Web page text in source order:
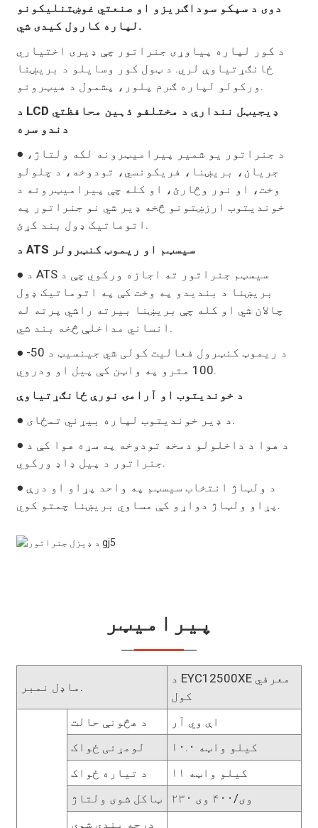
دوی د سپکو سوداګریزو او صنعتي غوښتنلیکونو
لپاره کارول کیدی شي.
د کور لپاره پیاوړی جنراتور چې ډیری اختیاري
ځانګړتیاوې لري. د ټول کور وسایلو د بریښنا
ورکولو لپاره ګرم پلور، پشمول د هیټرونو.
د LCD ډیجیټل نندارې د مختلفو ذہین محافظتي
دندو سره
● د جنراتور یو شمیر پیرامیټرونه لکه ولتاژ،
جریان، بریښنا، فریکونسي، تودوخه، د چلولو
وخت، او نور وڅارئ، او کله چې پیرامیټرونه د
خوندیتوب ارزښتونو څخه ډیر شي نو جنراتور په
اتوماتيک ډول بند کړئ.
د ATS سیسټم او ریموټ کنټرولر
● د ATS سیسټم جنراتور ته اجازه ورکوي چې د
بریښنا د بندیدو په وخت کې په اتوماتيک ډول
چالان شي او کله چې بریښنا بیرته راشي پرته له
انساني مداخلې څخه بند شي.
● د ریموټ کنټرول فعالیت کولی شي جینسیټ د 50-
100 مترو په واټن کې پیل او ودروي.
د خوندیتوب او آرامۍ نورې ځانګړتیاوې
● د ډیر خوندیتوب لپاره بیړني تمځای.
● د هوا د داخلولو دمخه تودوخه په سړه هوا کې د
جنراتور د پیل ډاډ ورکوي.
● د ولټاژ انتخاب سیسټم په واحد پړاو او درې
پړاو ولټاژ دواړو کې مساوي بریښنا چمتو کوي.
پیرامیټر
ماډل نمبر.
د EYC12500XE معرفي
کول
د هڅونې حالت
اې وي آر
لومړنی ځواک
۱۰.۰ کیلو واټه
د تیاره ځواک
۱۱ کیلو واټه
ټاکل شوی ولتاژ
۲۳۰ وی/۴۰۰ وی
درجه بندي شوی